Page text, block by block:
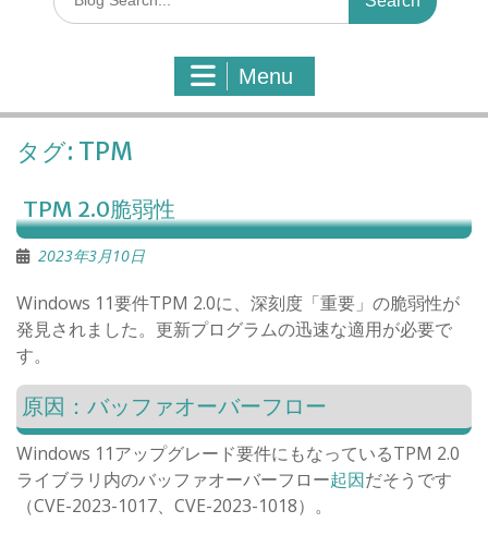
e
o
Menu
タグ: TPM
TPM 2.0脆弱性
2023年3月10日
Windows 11要件TPM 2.0に、深刻度「重要」の脆弱性が
発見されました。更新プログラムの迅速な適用が必要で
す。
原因：バッファオーバーフロー
Windows 11アップグレード要件にもなっているTPM 2.0
ライブラリ内のバッファオーバーフロー起因だそうです
（CVE-2023-1017、CVE-2023-1018）。